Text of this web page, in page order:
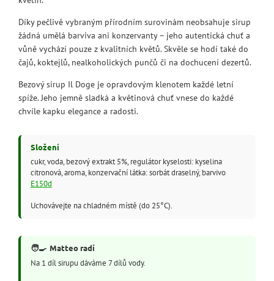
Díky pečlivě vybraným přírodním surovinám neobsahuje sirup
žádná umělá barviva ani konzervanty – jeho autentická chuť a
vůně vychází pouze z kvalitních květů. Skvěle se hodí také do
čajů, koktejlů, nealkoholických punčů či na dochucení dezertů.
Bezový sirup Il Doge je opravdovým klenotem každé letní
spíže. Jeho jemně sladká a květinová chuť vnese do každé
chvíle kapku elegance a radosti.
Složení
cukr, voda, bezový extrakt 5%, regulátor kyselosti: kyselina
citronová, aroma, konzervační látka: sorbát draselný, barvivo
E150d
Uchovávejte na chladném místě (do 25°C).
🧑‍🍳 Matteo radí
Na 1 díl sirupu dáváme 7 dílů vody.